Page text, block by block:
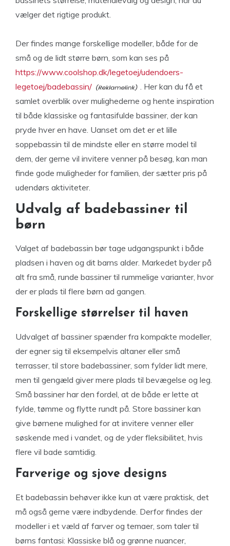
vælger det rigtige produkt.
Der findes mange forskellige modeller, både for de
små og de lidt større børn, som kan ses på
https://www.coolshop.dk/legetoej/udendoers-
legetoej/badebassin/
. Her kan du få et
samlet overblik over mulighederne og hente inspiration
til både klassiske og fantasifulde bassiner, der kan
pryde hver en have. Uanset om det er et lille
soppebassin til de mindste eller en større model til
dem, der gerne vil invitere venner på besøg, kan man
finde gode muligheder for familien, der sætter pris på
udendørs aktiviteter.
Udvalg af badebassiner til
børn
Valget af badebassin bør tage udgangspunkt i både
pladsen i haven og dit barns alder. Markedet byder på
alt fra små, runde bassiner til rummelige varianter, hvor
der er plads til flere børn ad gangen.
Forskellige størrelser til haven
Udvalget af bassiner spænder fra kompakte modeller,
der egner sig til eksempelvis altaner eller små
terrasser, til store badebassiner, som fylder lidt mere,
men til gengæld giver mere plads til bevægelse og leg.
Små bassiner har den fordel, at de både er lette at
fylde, tømme og flytte rundt på. Store bassiner kan
give børnene mulighed for at invitere venner eller
søskende med i vandet, og de yder fleksibilitet, hvis
flere vil bade samtidig.
Farverige og sjove designs
Et badebassin behøver ikke kun at være praktisk, det
må også gerne være indbydende. Derfor findes der
modeller i et væld af farver og temaer, som taler til
børns fantasi: Klassiske blå og grønne nuancer,